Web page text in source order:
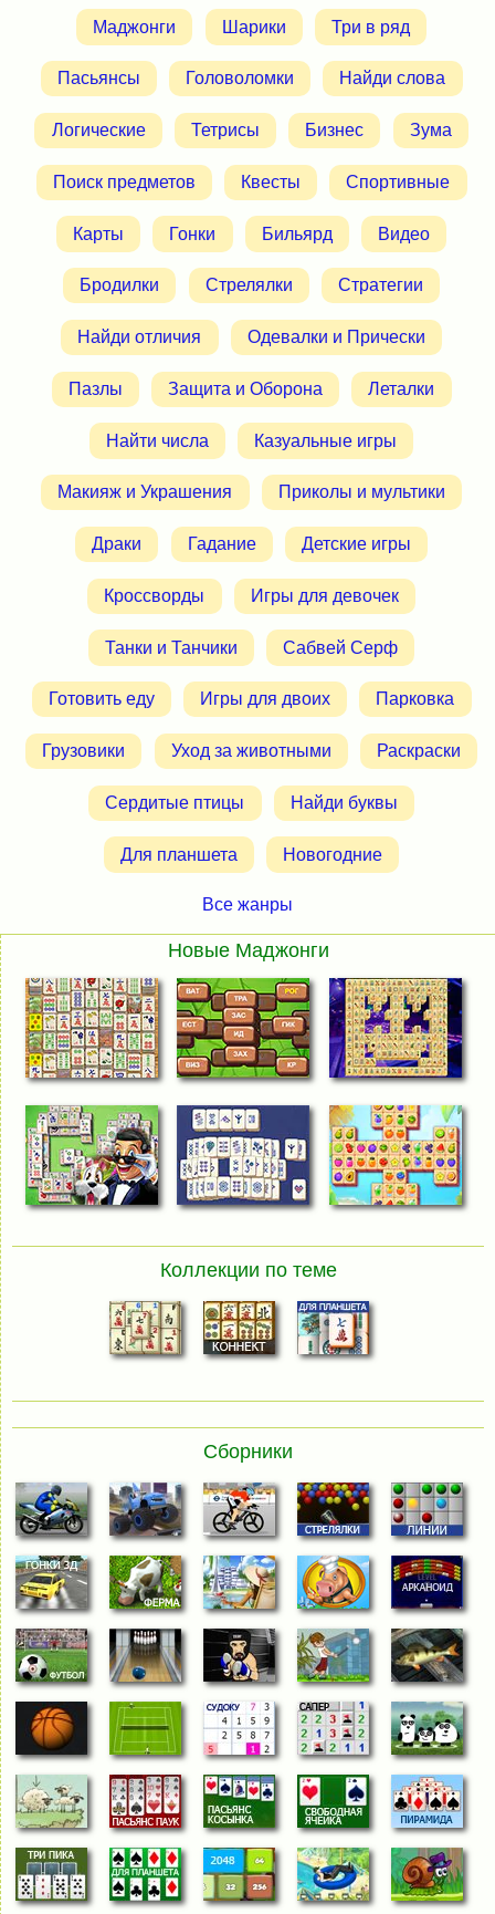
Маджонги Шарики Три в ряд
Пасьянсы Головоломки Найди слова
Логические Тетрисы Бизнес Зума
Поиск предметов Квесты Спортивные
Карты Гонки Бильярд Видео
Бродилки Стрелялки Стратегии
Найди отличия Одевалки и Прически
Пазлы Защита и Оборона Леталки
Найти числа Казуальные игры
Макияж и Украшения Приколы и мультики
Драки Гадание Детские игры
Кроссворды Игры для девочек
Танки и Танчики Сабвей Серф
Готовить еду Игры для двоих Парковка
Грузовики Уход за животными Раскраски
Сердитые птицы Найди буквы
Для планшета Новогодние
Все жанры
Новые Маджонги
Коллекции по теме
Сборники